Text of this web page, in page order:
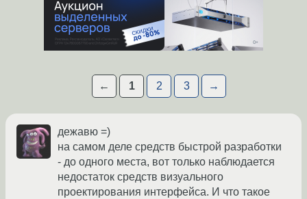
← 1 2 3 →
дежавю =)
на самом деле средств быстрой разработки
- до одного места, вот только наблюдается
недостаток средств визуального
проектирования интерфейса. И что такое